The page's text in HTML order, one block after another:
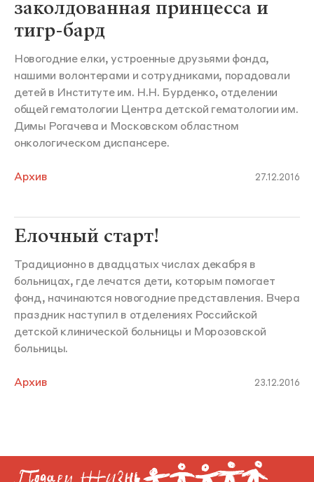
заколдованная принцесса и
тигр-бард
Новогодние елки, устроенные друзьями фонда,
нашими волонтерами и сотрудниками, порадовали
детей в Институте им. Н.Н. Бурденко, отделении
общей гематологии Центра детской гематологии им.
Димы Рогачева и Московском областном
онкологическом диспансере.
Архив 27.12.2016
Елочный старт!
Традиционно в двадцатых числах декабря в
больницах, где лечатся дети, которым помогает
фонд, начинаются новогодние представления. Вчера
праздник наступил в отделениях Российской
детской клинической больницы и Морозовской
больницы.
Архив 23.12.2016